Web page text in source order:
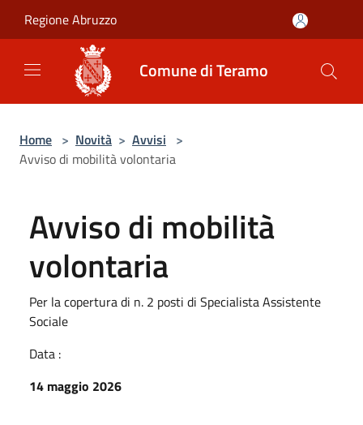
Regione Abruzzo
Comune di Teramo
Home > Novità > Avvisi >
Avviso di mobilità volontaria
Avviso di mobilità
volontaria
Per la copertura di n. 2 posti di Specialista Assistente
Sociale
Data :
14 maggio 2026